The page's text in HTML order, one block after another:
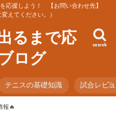
応援しよう！ 【お問い合わせ先】
えてください。）
るまで応
ログ
search
テニスの基礎知識 試合レビ
報🔥